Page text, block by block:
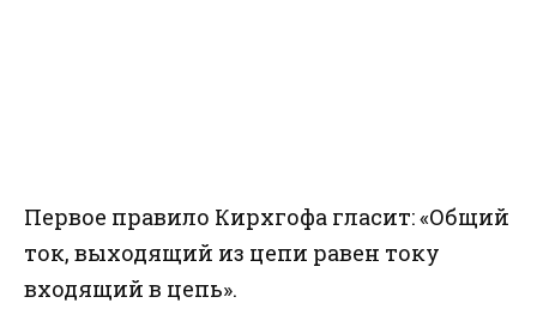
Первое правило Кирхгофа гласит: «Общий
ток, выходящий из цепи равен току
входящий в цепь».